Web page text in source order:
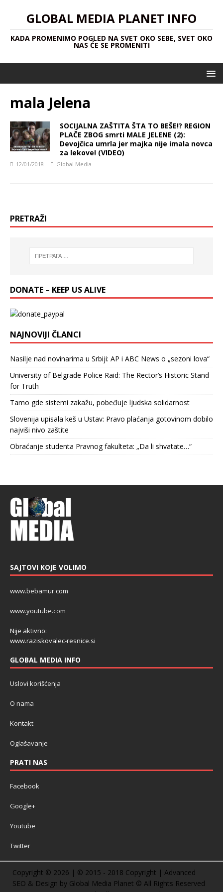
GLOBAL MEDIA PLANET INFO
KADA PROMENIMO POGLED NA SVET OKO SEBE, SVET OKO
NAS ĆE SE PROMENITI
mala Jelena
SOCIJALNA ZAŠTITA ŠTA TO BEŠE!? REGION
PLAČE ZBOG smrti MALE JELENE (2):
Devojčica umrla jer majka nije imala novca
za lekove! (VIDEO)
12/01/2018 Global Media
PRETRAŽI
DONATE – KEEP US ALIVE
NAJNOVIJI ČLANCI
Nasilje nad novinarima u Srbiji: AP i ABC News o „sezoni lova“
University of Belgrade Police Raid: The Rector’s Historic Stand
for Truth
Tamo gde sistemi zakažu, pobeđuje ljudska solidarnost
Slovenija upisala keš u Ustav: Pravo plaćanja gotovinom dobilo
najviši nivo zaštite
Obraćanje studenta Pravnog fakulteta: „Da li shvatate…“
SAJTOVI KOJE VOLIMO
www.bebamur.com
www.youtube.com
Nije aktivno:
www.raziskovalec-resnice.si
GLOBAL MEDIA INFO
Uslovi korišćenja
O nama
Kontakt
Oglašavanje
PRATI NAS
Facebook
Google+
Youtube
Twitter
Copyright © 2026 | © 2015 - 2018 Copyright | Advanced
SEO & Design by Global Media Planet © All Rights Reserved